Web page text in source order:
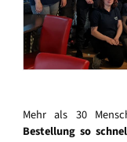
Mehr als 30
Bestellung so